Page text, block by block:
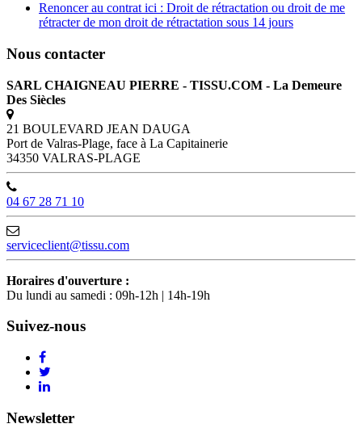
Renoncer au contrat ici : Droit de rétractation ou droit de me
rétracter de mon droit de rétractation sous 14 jours
Nous contacter
SARL CHAIGNEAU PIERRE - TISSU.COM - La Demeure
Des Siècles
21 BOULEVARD JEAN DAUGA
Port de Valras-Plage, face à La Capitainerie
34350 VALRAS-PLAGE
04 67 28 71 10
serviceclient@tissu.com
Horaires d'ouverture :
Du lundi au samedi : 09h-12h | 14h-19h
Suivez-nous
Newsletter